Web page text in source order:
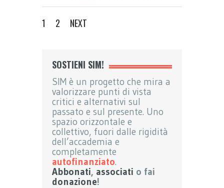
1 2 NEXT
SOSTIENI SIM!
SIM è un progetto che mira a
valorizzare punti di vista
critici e alternativi sul
passato e sul presente. Uno
spazio orizzontale e
collettivo, fuori dalle rigidità
dell’accademia e
completamente
autofinanziato.
Abbonati, associati o fai
donazione!